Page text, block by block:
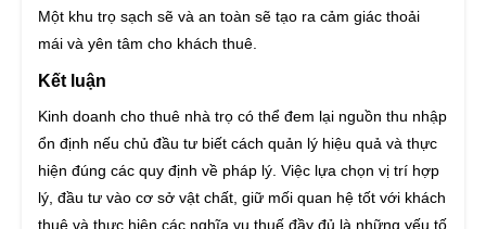
Một khu trọ sạch sẽ và an toàn sẽ tạo ra cảm giác thoải
mái và yên tâm cho khách thuê.
Kết luận
Kinh doanh cho thuê nhà trọ có thể đem lại nguồn thu nhập
ổn định nếu chủ đầu tư biết cách quản lý hiệu quả và thực
hiện đúng các quy định về pháp lý. Việc lựa chọn vị trí hợp
lý, đầu tư vào cơ sở vật chất, giữ mối quan hệ tốt với khách
thuê và thực hiện các nghĩa vụ thuế đầy đủ là những yếu tố